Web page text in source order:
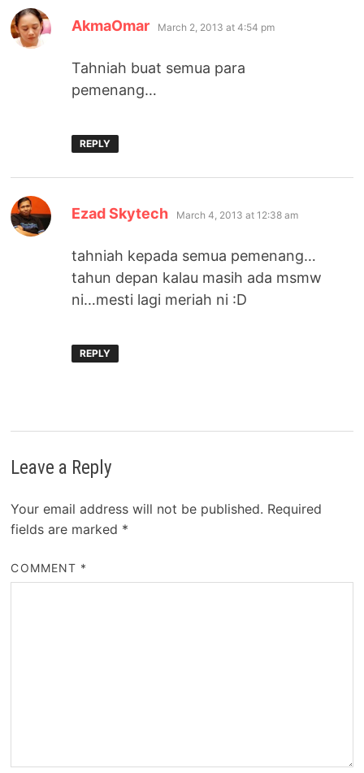
AkmaOmar says:
March 2, 2013 at 4:54 pm
Tahniah buat semua para
pemenang…
REPLY
Ezad Skytech says:
March 4, 2013 at 12:38 am
tahniah kepada semua pemenang…
tahun depan kalau masih ada msmw
ni…mesti lagi meriah ni :D
REPLY
Leave a Reply
Your email address will not be published. Required
fields are marked *
COMMENT *